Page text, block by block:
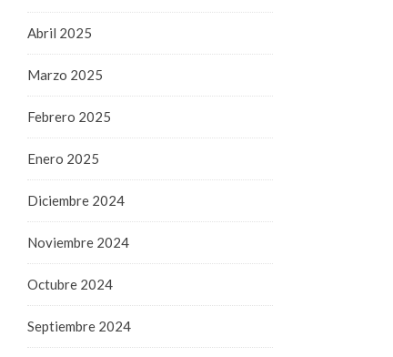
Abril 2025
Marzo 2025
Febrero 2025
Enero 2025
Diciembre 2024
Noviembre 2024
Octubre 2024
Septiembre 2024